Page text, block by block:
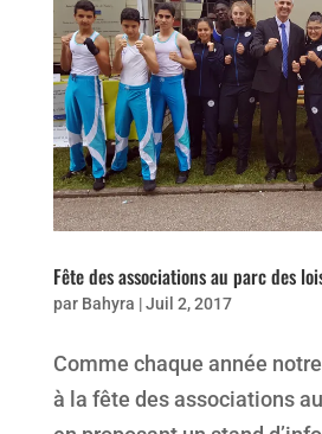
Fête des associations au parc des
par Bahyra |Juil 2, 2017
Comme chaque année
à la fête des associations